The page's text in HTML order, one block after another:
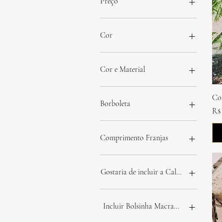
Cor
Cor e Material
Borboleta
Dourada
Prata
Comprimento Franjas
Igual foto
Mais curta - personalizada
Gostaria de incluir a Calça Flow?
Não
Sim (+ R$ 280)
Incluir Bolsinha Macramê?